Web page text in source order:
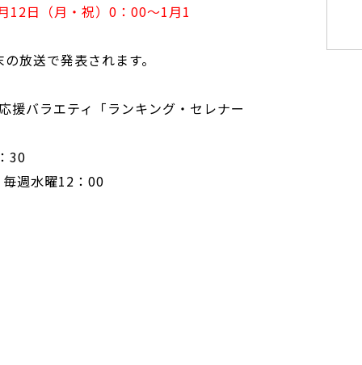
12日（月・祝）0：00～1月1
放送で発表されます。
バラエティ「ランキング・セレナー
30
週水曜12：00